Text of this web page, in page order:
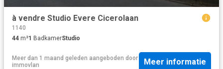
à vendre Studio Evere Cicerolaan
1140
44 m²1 BadkamerStudio
Meer dan 1 maand geleden aangeboden door
immovlan
Meer informatie